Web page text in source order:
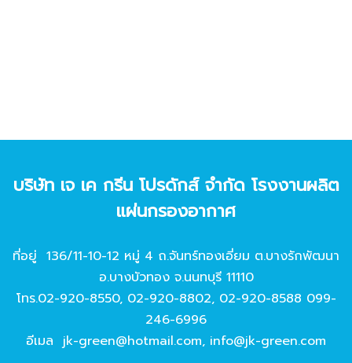
บริษัท เจ เค กรีน โปรดักส์ จํากัด โรงงานผลิต
แผ่นกรองอากาศ
ที่อยู่ 136/11-10-12 หมู่ 4 ถ.จันทร์ทองเอี่ยม ต.บางรักพัฒนา
อ.บางบัวทอง จ.นนทบุรี 11110
โทร.02-920-8550, 02-920-8802, 02-920-8588 099-
246-6996
อีเมล jk-green@hotmail.com, info@jk-green.com